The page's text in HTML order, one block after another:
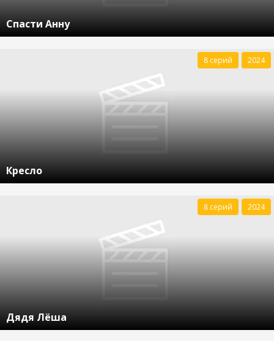
Спасти Анну
Кресло
8 серий 2024
Дядя Лёша
8 серий 2024